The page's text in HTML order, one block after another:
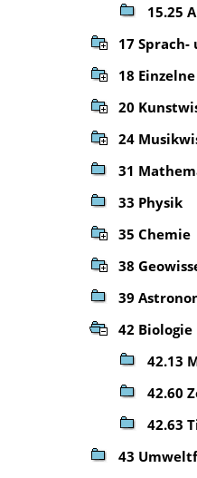
15.25
17
18
20
24
31
33 Physik
35 Chemie
38
39
42 Biologie
42.13
42.60
42.63
43